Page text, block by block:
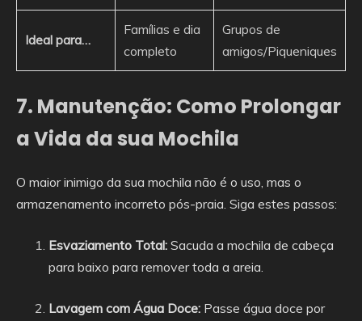
Ideal para…
Famílias e dia
completo
Grupos de
amigos/Piqueniques
7. Manutenção: Como Prolongar
a Vida da sua Mochila
O maior inimigo da sua mochila não é o uso, mas o
armazenamento incorreto pós-praia. Siga estes passos:
Esvaziamento Total: Sacuda a mochila de cabeça
para baixo para remover toda a areia.
Lavagem com Água Doce: Passe água doce por